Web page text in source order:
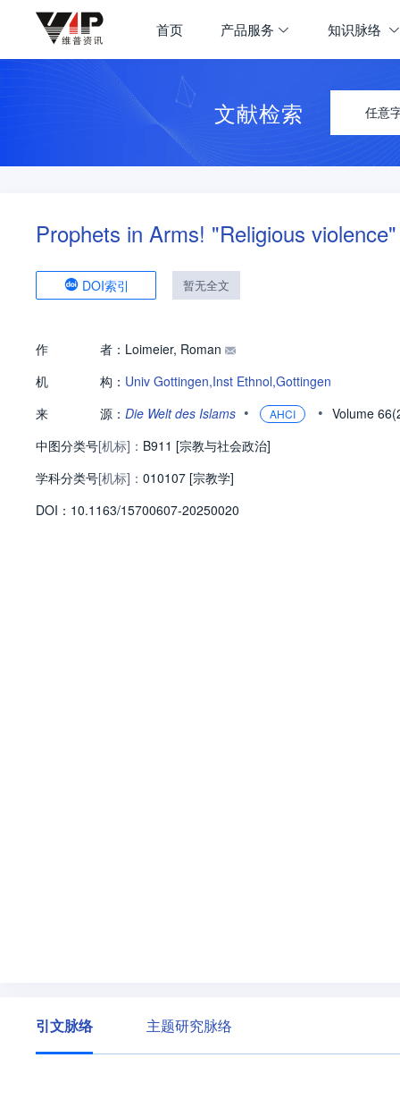
首页 产品服务 知识脉络
文献检索 任意
Prophets in Arms! "Religious
DOI索引 暂无全文
作 者： Loimeier, Roman
机
构： Univ Gottingen,Inst Ethnol,Gottingen
来
源： Die Welt des Islams • AHCI • Volume
中图分类号[机标]： B911 [宗教与社会政治]
学科分类号[机标]： 010107 [宗教学]
DOI： 10.1163/15700607-20250020
引文脉络 主题研究脉络